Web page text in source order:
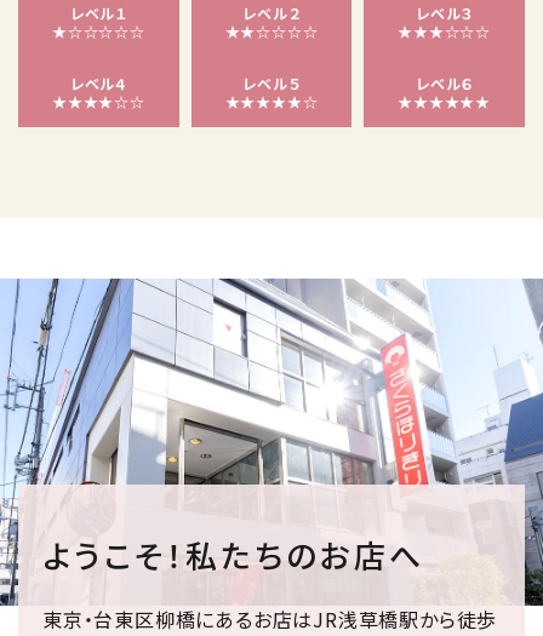
レベル１
★☆☆☆☆☆
レベル２
★★☆☆☆☆
レベル３
★★★☆☆☆
レベル４
★★★★☆☆
レベル５
★★★★★☆
レベル６
★★★★★★
ようこそ！私たちのお店へ
東京・台東区柳橋にあるお店はJR浅草橋駅から徒歩